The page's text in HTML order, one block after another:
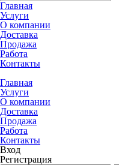
Главная
Услуги
О компании
Доставка
Продажа
Работа
Контакты
Главная
Услуги
О компании
Доставка
Продажа
Работа
Контакты
Вход
Регистрация